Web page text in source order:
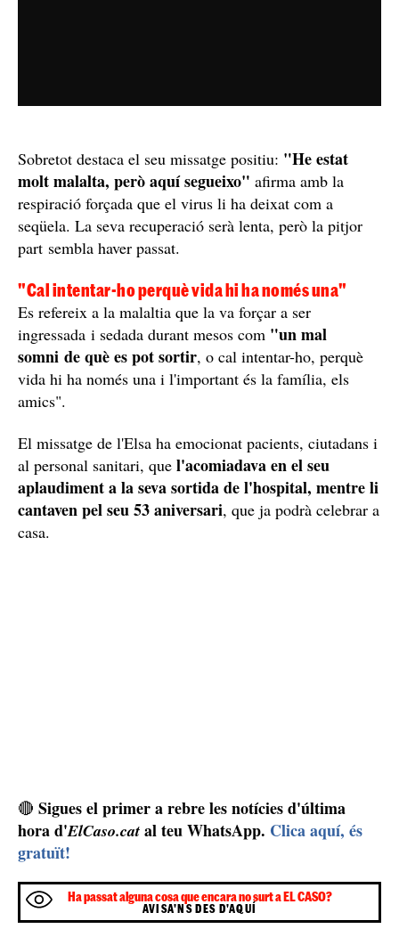
Sobretot destaca el seu missatge positiu: "He estat
molt malalta, però aquí segueixo" afirma amb la
respiració forçada que el virus li ha deixat com a
seqüela. La seva recuperació serà lenta, però la pitjor
part sembla haver passat.
"Cal intentar-ho perquè vida hi ha només una"
Es refereix a la malaltia que la va forçar a ser
ingressada i sedada durant mesos com "un mal
somni de què es pot sortir, o cal intentar-ho, perquè
vida hi ha només una i l'important és la família, els
amics".
El missatge de l'Elsa ha emocionat pacients, ciutadans i
al personal sanitari, que l'acomiadava en el seu
aplaudiment a la seva sortida de l'hospital, mentre li
cantaven pel seu 53 aniversari, que ja podrà celebrar a
casa.
🔴 Sigues el primer a rebre les notícies d'última
hora d'ElCaso.cat al teu WhatsApp. Clica aquí, és
gratuït!
Ha passat alguna cosa que encara no surt a EL CASO?
AVISA'NS DES D'AQUÍ